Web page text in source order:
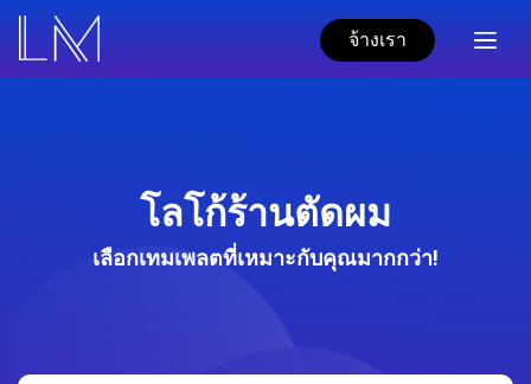
จ้างเรา
โลโก้ร้านตัดผม
เลือกเทมเพลตที่เหมาะกับคุณมากกว่า!